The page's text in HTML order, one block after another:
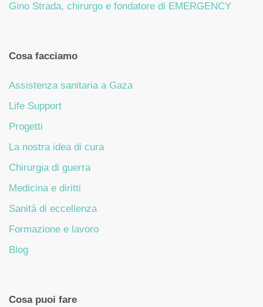
Gino Strada, chirurgo e fondatore di EMERGENCY
Cosa facciamo
Assistenza sanitaria a Gaza
Life Support
Progetti
La nostra idea di cura
Chirurgia di guerra
Medicina e diritti
Sanità di eccellenza
Formazione e lavoro
Blog
Cosa puoi fare